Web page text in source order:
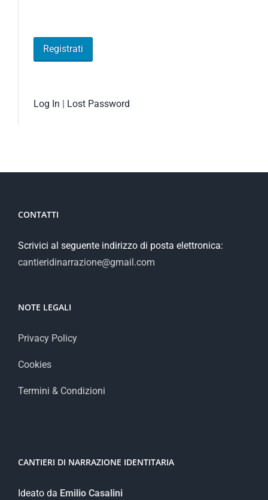
Log In | Lost Password
CONTATTI
Scrivici al seguente indirizzo di posta elettronica:
cantieridinarrazione@gmail.com
NOTE LEGALI
Privacy Policy
Cookies
Termini & Condizioni
CANTIERI DI NARRAZIONE IDENTITARIA
Ideato da Emilio Casalini